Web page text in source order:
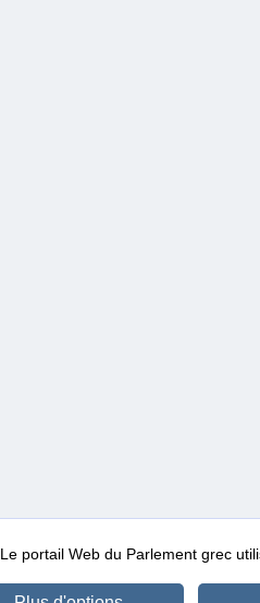
Le portail Web du Parlement grec